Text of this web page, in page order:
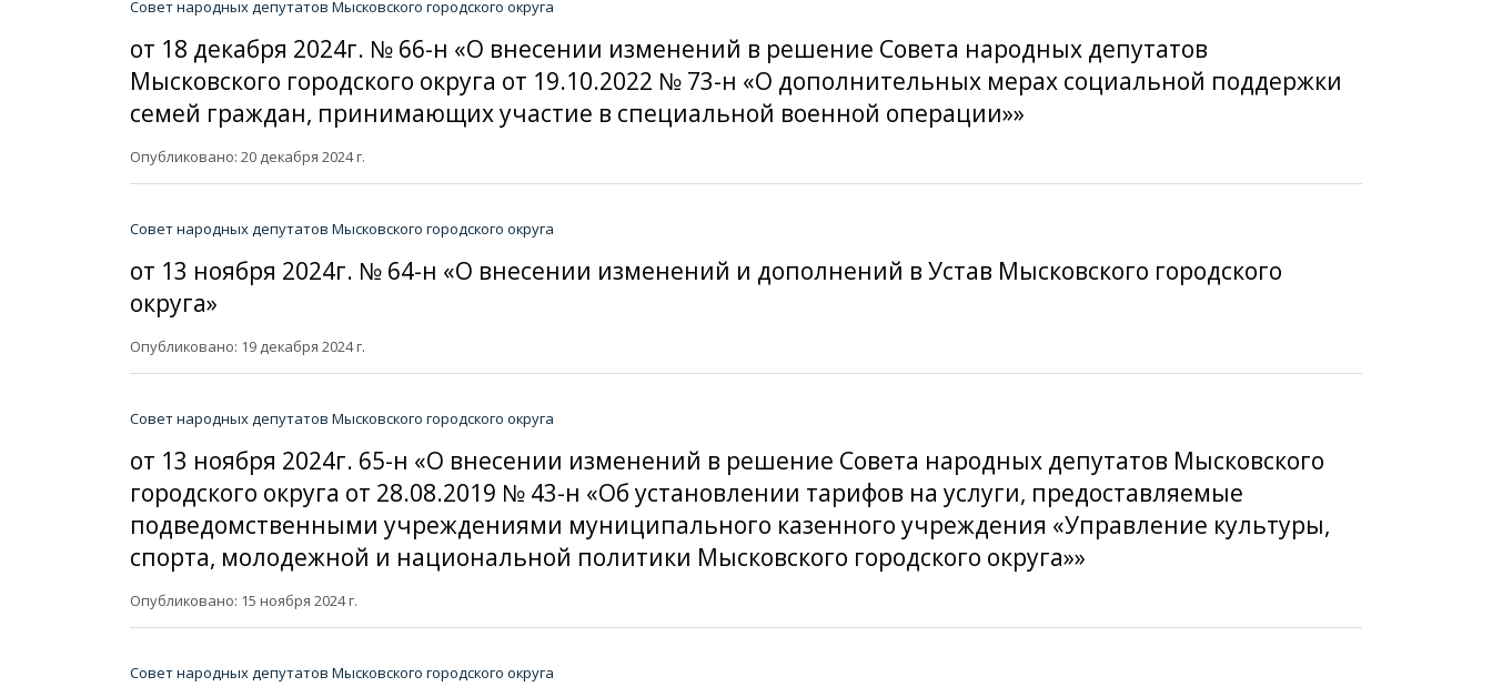
Совет народных депутатов Мысковского городского округа
от 18 декабря 2024г. № 66-н «О внесении изменений в решение Совета народных депутатов
Мысковского городского округа от 19.10.2022 № 73-н «О дополнительных мерах социальной поддержки
семей граждан, принимающих участие в специальной военной операции»»
Опубликовано: 20 декабря 2024 г.
Совет народных депутатов Мысковского городского округа
от 13 ноября 2024г. № 64-н «О внесении изменений и дополнений в Устав Мысковского городского
округа»
Опубликовано: 19 декабря 2024 г.
Совет народных депутатов Мысковского городского округа
от 13 ноября 2024г. 65-н «О внесении изменений в решение Совета народных депутатов Мысковского
городского округа от 28.08.2019 № 43-н «Об установлении тарифов на услуги, предоставляемые
подведомственными учреждениями муниципального казенного учреждения «Управление культуры,
спорта, молодежной и национальной политики Мысковского городского округа»»
Опубликовано: 15 ноября 2024 г.
Совет народных депутатов Мысковского городского округа